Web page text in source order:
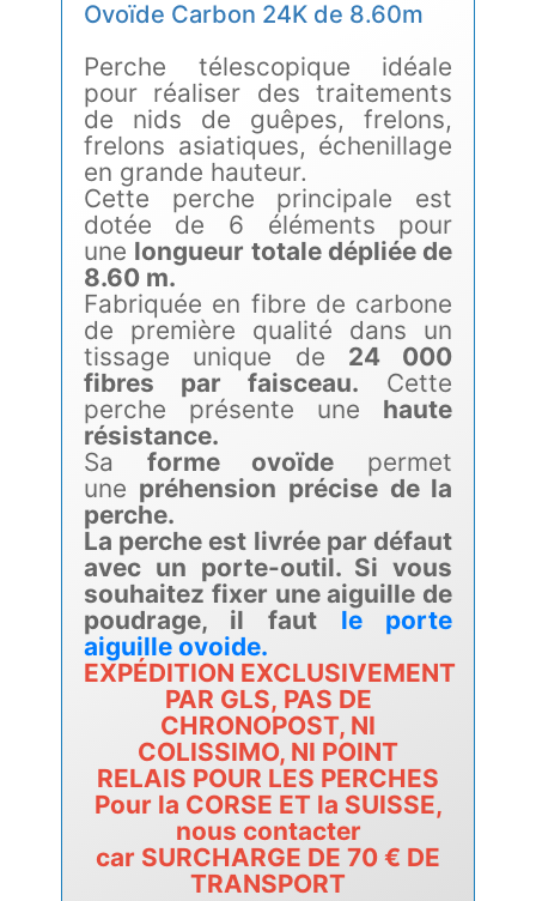
Ovoïde Carbon 24K de 8.60m
Perche télescopique idéale
pour réaliser des traitements
de nids de guêpes, frelons,
frelons asiatiques, échenillage
en grande hauteur.
Cette perche principale est
dotée de 6 éléments pour
une longueur totale dépliée de
8.60 m.
Fabriquée en fibre de carbone
de première qualité dans un
tissage unique de 24 000
fibres par faisceau. Cette
perche présente une haute
résistance.
Sa forme ovoïde permet
une préhension précise de la
perche.
La perche est livrée par défaut
avec un porte-outil. Si vous
souhaitez fixer une aiguille de
poudrage, il faut le porte
aiguille ovoide.
EXPÉDITION EXCLUSIVEMENT
PAR GLS, PAS DE
CHRONOPOST, NI
COLISSIMO, NI POINT
RELAIS POUR LES PERCHES
Pour la CORSE ET la SUISSE,
nous contacter
car SURCHARGE DE 70 € DE
TRANSPORT